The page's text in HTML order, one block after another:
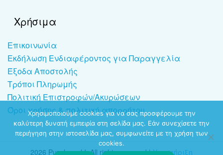
Χρήσιμα
Επικοινωνία
Εκδήλωση Ενδιαφέροντος για Παραγγελία
Έξοδα Αποστολής
Τρόποι Πληρωμής
Πολιτική Επιστροφών/Ακυρώσεων
Όροι χρήσης & πολιτική απορρήτου
2026 Puzzleworld. All rights reserved |Υποστήριξη
Χρησιμοποιούμε cookies για να σας προσφέρουμε την
καλύτερη δυνατή εμπειρία στη σελίδα μας. Εάν συνεχίσετε την
περιήγηση στην ιστοσελίδα μας, συμφωνείτε με τη χρήση των
cookies.